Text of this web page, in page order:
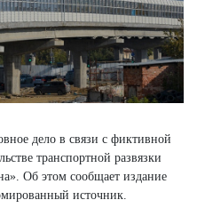
дело в связи с фиктивной
транспортной развязки
Об этом сообщает издание
источник.